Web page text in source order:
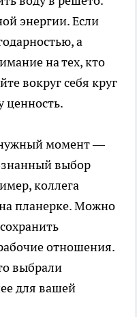
энергии. Если
а
на тех, кто
вокруг себя круг
ценность.
нужный момент —
выбор
коллега
планерке. Можно
отношения.
выбрали
для вашей